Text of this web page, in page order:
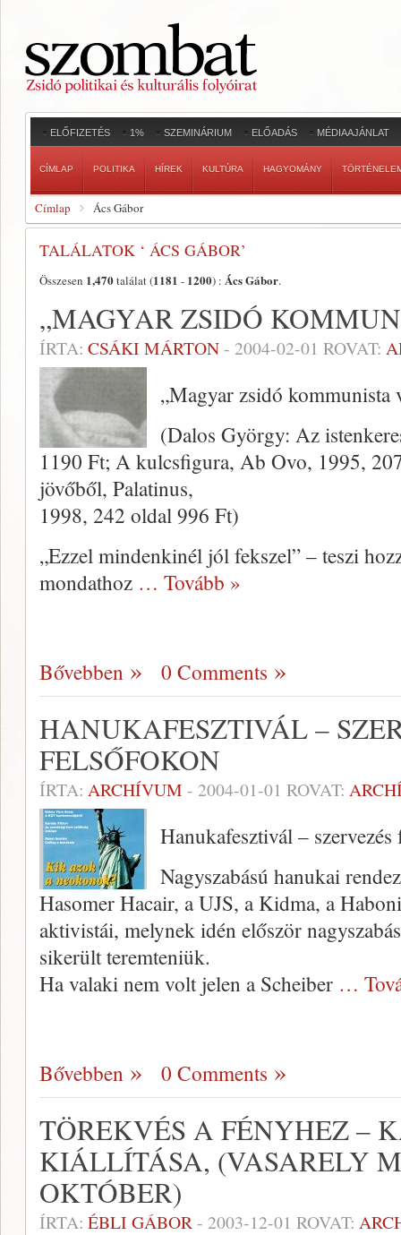
ELŐFIZETÉS 1% SZEMINÁRIUM ELŐADÁS MÉDIAAJÁNLAT
CÍMLAP POLITIKA HÍREK KULTÚRA HAGYOMÁNY
Címlap Ács Gábor
TALÁLATOK ‘ ÁCS GÁBOR’
Összesen 1,470találat (1181 - 1200) : Ács Gábor.
„MAGYAR ZSIDÓ
ÍRTA: CSÁKI MÁRTON- 2004-02-01 ROVAT:
„Magyar zsidó kommunista
(Dalos György: Az
1190 Ft; A kulcsfigura, Ab Ovo, 1995,
jövőből, Palatinus,
1998, 242 oldal 996 Ft)
„Ezzel mindenkinél jól fek­szel” – teszi
mondathoz … Tovább »
Bővebben 0 Comments
HANUKAFESZTIVÁL –
FELSŐFOKON
ÍRTA: ARCHÍVUM - 2004-01-01 ROVAT:
Hanukafesztivál –
Nagyszabású hanukai
Hasomer Hacair, a UJS, a Kidma, a
aktivistái, melynek idén először
sikerült teremteniük.
Ha valaki nem volt jelen a Scheiber …
Bővebben 0 Comments
TÖREKVÉS A FÉNYHEZ –
KIÁLLÍTÁSA, (VASARELY
OKTÓBER)
ÍRTA: ÉBLI GÁBOR- 2003-12-01 ROVAT: